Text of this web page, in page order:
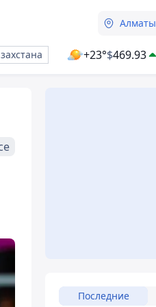
Алматы
+23°$469.93
Последние